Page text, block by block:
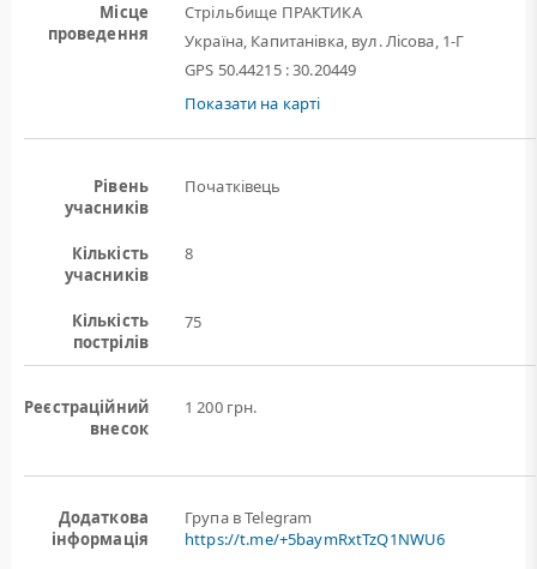
Місце
проведення
Стрільбище ПРАКТИКА
Україна, Капитанівка, вул. Лісова, 1-Г
GPS 50.44215 : 30.20449
Показати на карті
Рівень
учасників
Початківець
Кількість
учасників
8
Кількість
пострілів
75
Реєстраційний
внесок
1 200 грн.
Додаткова
інформація
Група в Telegram
https://t.me/+5baymRxtTzQ1NWU6